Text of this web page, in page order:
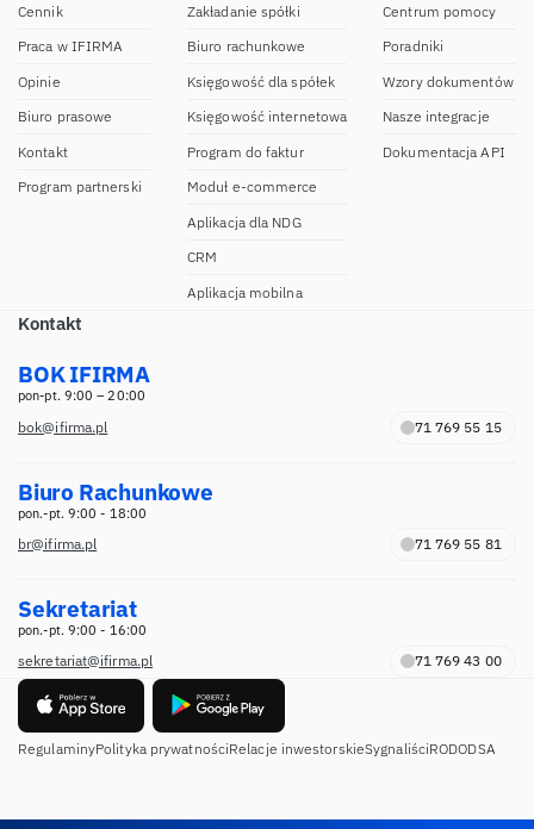
Cennik
Praca w IFIRMA
Opinie
Biuro prasowe
Kontakt
Program partnerski
Zakładanie spółki
Biuro rachunkowe
Księgowość dla spółek
Księgowość internetowa
Program do faktur
Moduł e-commerce
Aplikacja dla NDG
CRM
Aplikacja mobilna
Centrum pomocy
Poradniki
Wzory dokumentów
Nasze integracje
Dokumentacja API
Kontakt
BOK IFIRMA
pon-pt. 9:00 – 20:00
bok@ifirma.pl 71 769 55 15
Biuro Rachunkowe
pon.-pt. 9:00 - 18:00
br@ifirma.pl 71 769 55 81
Sekretariat
pon.-pt. 9:00 - 16:00
sekretariat@ifirma.pl 71 769 43 00
RegulaminyPolityka prywatnościRelacje inwestorskieSygnaliściRODODSA